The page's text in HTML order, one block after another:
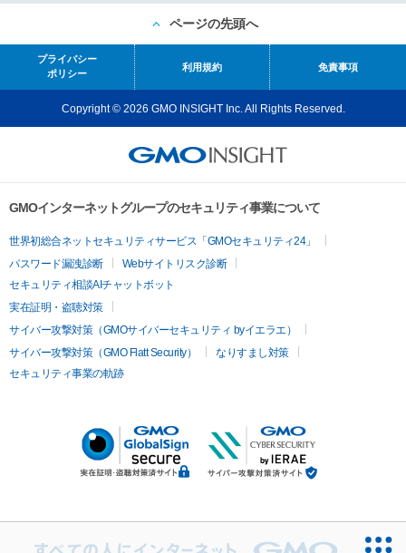
ページの先頭へ
プライバシー
ポリシー
利用規約 免責事項
Copyright © 2026 GMO INSIGHT Inc. All Rights Reserved.
GMOインターネットグループのセキュリティ事業について
世界初総合ネットセキュリティサービス「GMOセキュリティ24」
パスワード漏洩診断
Webサイトリスク診断
セキュリティ相談AIチャットボット
実在証明・盗聴対策
サイバー攻撃対策（GMOサイバーセキュリティ byイエラエ）
サイバー攻撃対策（GMO Flatt Security）
なりすまし対策
セキュリティ事業の軌跡